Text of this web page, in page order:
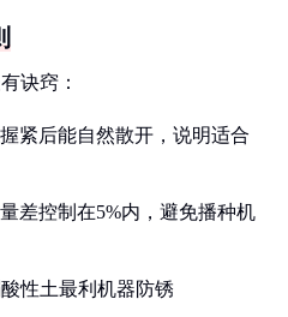
诀窍：
紧后能自然散开，说明适合
差控制在5%内，避免播种机
性土最利机器防锈